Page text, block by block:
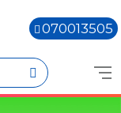
070013505